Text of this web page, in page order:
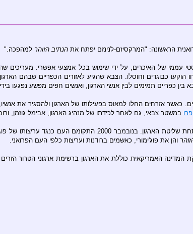
הראשונה: "המרקסיזם-לנינזם יפתח אתהנתיב הזוהר למהפכה."
עממי של האיכרים, על ידי שימוש בכל אמצעי אפשרי. מעריכים
כבוגדים וחוסלו. הצבא שהגיע לאזורים הכפריים שבהם
כפריים תמימים לבין אנשי הארגון, ואנשים חפים מפשע נפגעו
פרו במשטר צבאי, גם לאחר לכידתו של מנהיג הארגון, אבימל גוזמן, ורוב ראשיו ב־1992
מאז לכידת ראשיו הארגון פעל לעתים רחוקות בלבד, אך עדיין תיירים מוזהרים שלא לבקר באזור עמק
והן את פוג'ימורי, כאשמים ברודנות ועריצות כלפי העם הפרואני.
האמריקאית כוללת את הארגון ברשימת ארגוני הטרור